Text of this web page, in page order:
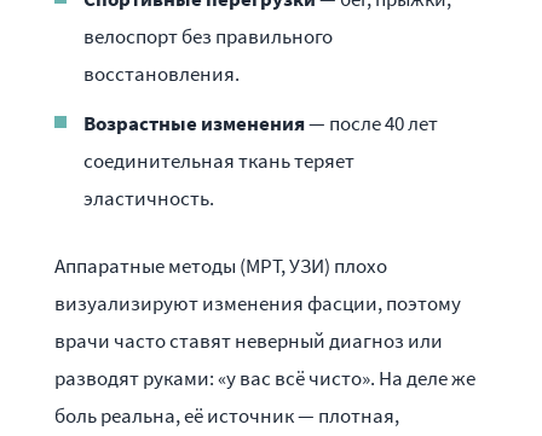
велоспорт без правильного
восстановления.
Возрастные изменения— после 40 лет
соединительная ткань теряет
эластичность.
Аппаратные методы (МРТ, УЗИ) плохо
визуализируют изменения фасции, поэтому
врачи часто ставят неверный диагноз или
разводят руками: «у вас всё чисто». На деле же
боль реальна, её источник — плотная,